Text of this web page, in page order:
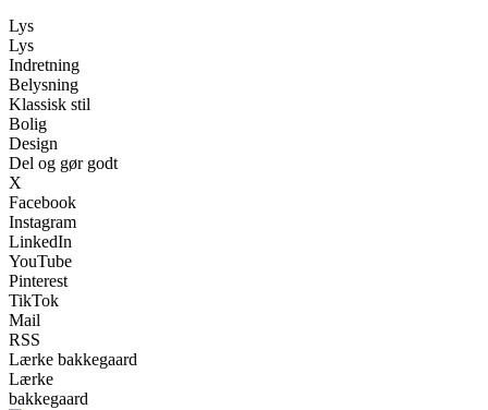
Lys
Lys
Indretning
Belysning
Klassisk stil
Bolig
Design
Del og gør godt
X
Facebook
Instagram
LinkedIn
YouTube
Pinterest
TikTok
Mail
RSS
Lærke bakkegaard
Lærke
bakkegaard